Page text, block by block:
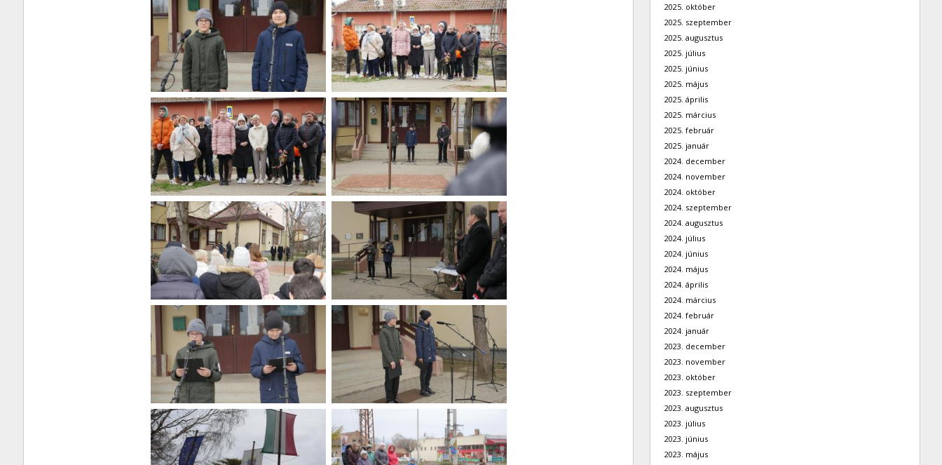
2025. október
2025. szeptember
2025. augusztus
2025. július
2025. június
2025. május
2025. április
2025. március
2025. február
2025. január
2024. december
2024. november
2024. október
2024. szeptember
2024. augusztus
2024. július
2024. június
2024. május
2024. április
2024. március
2024. február
2024. január
2023. december
2023. november
2023. október
2023. szeptember
2023. augusztus
2023. július
2023. június
2023. május